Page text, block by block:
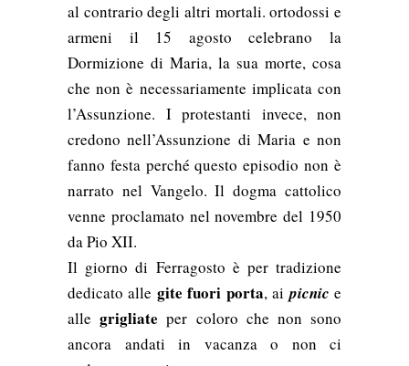
al contrario degli altri mortali. ortodossi e
armeni il 15 agosto celebrano la
Dormizione di Maria, la sua morte, cosa
che non è necessariamente implicata con
l’Assunzione. I protestanti invece, non
credono nell’Assunzione di Maria e non
fanno festa perché questo episodio non è
narrato nel Vangelo. Il dogma cattolico
venne proclamato nel novembre del 1950
da Pio XII.
Il giorno di Ferragosto è per tradizione
dedicato alle gite fuori porta, aipicnic e
allegrigliate per coloro che non sono
ancora andati in vacanza o non ci